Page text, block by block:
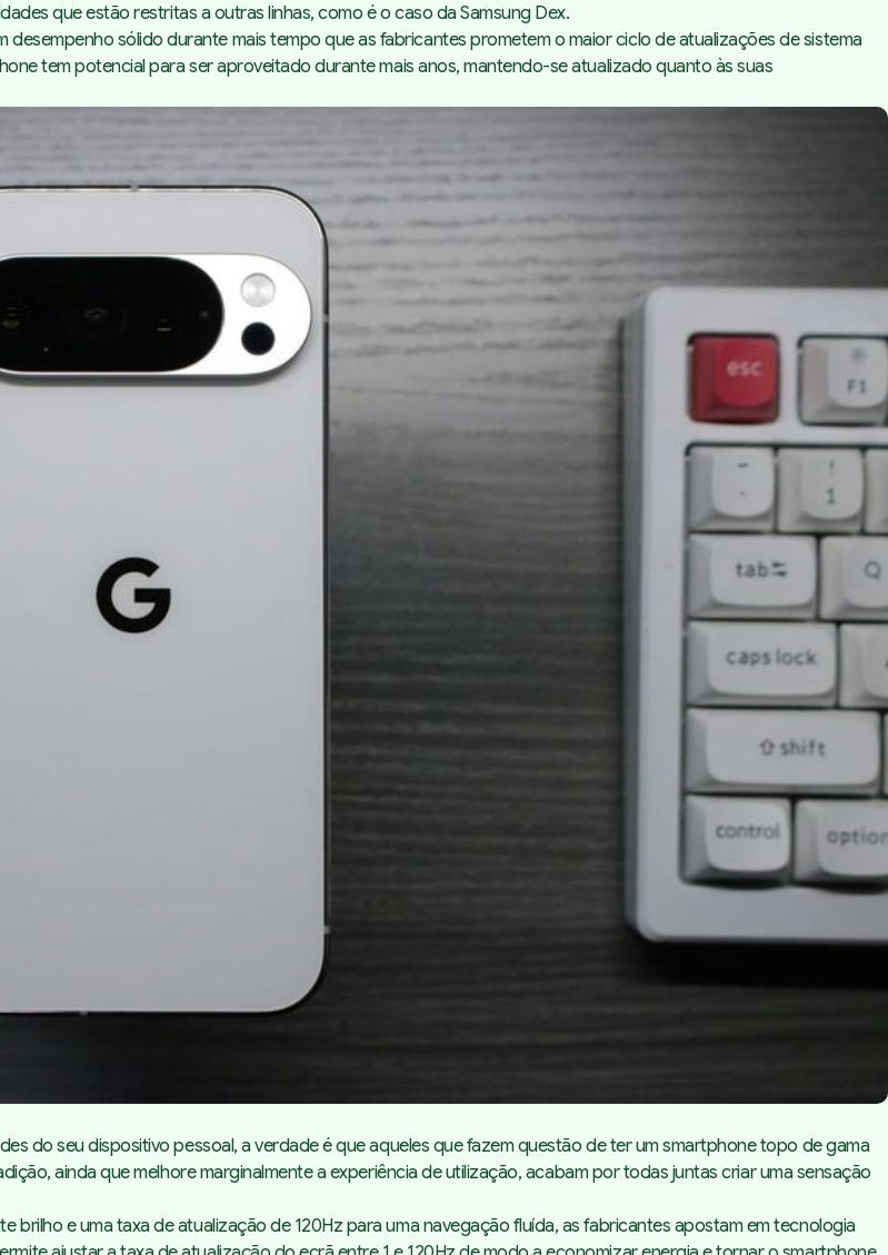
que estão restritas a outras linhas, como é o caso da Samsung Dex.
sólido durante mais tempo que as fabricantes prometem o maior ciclo de atualizações de sistema
tem potencial para ser aproveitado durante mais anos, mantendo-se atualizado quanto às suas
do seu dispositivo pessoal, a verdade é que aqueles que fazem questão de ter um smartphone topo de gama
ainda que melhore marginalmente a experiência de utilização, acabam por todas juntas criar uma sensação
brilho e uma taxa de atualização de 120Hz para uma navegação fluída, as fabricantes apostam em tecnologia